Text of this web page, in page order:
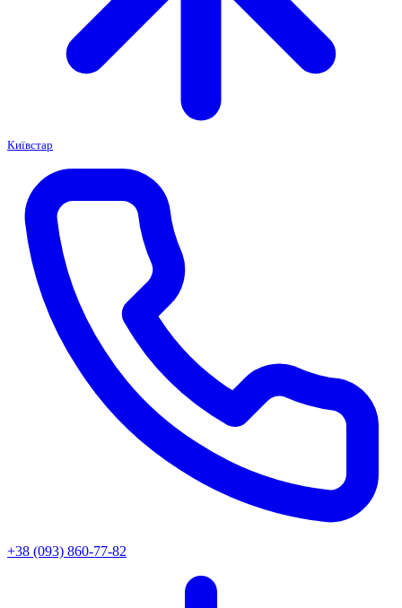
Київстар
+38 (093) 860-77-82